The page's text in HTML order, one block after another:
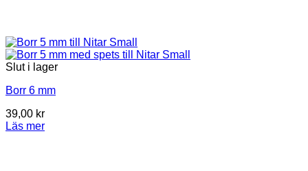
Slut i lager
Borr 6 mm
39,00 kr
Läs mer